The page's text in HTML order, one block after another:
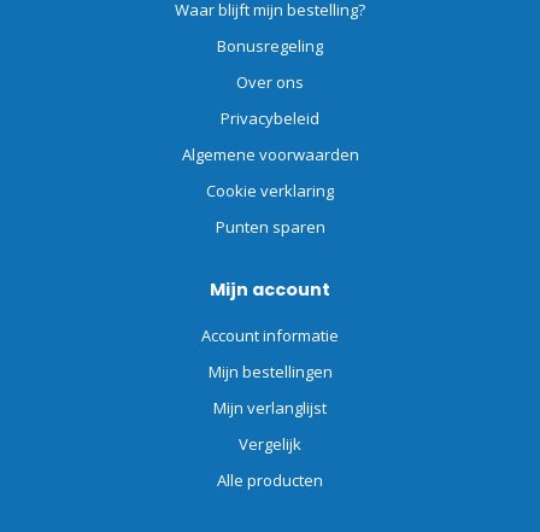
Waar blijft mijn bestelling?
Bonusregeling
Over ons
Privacybeleid
Algemene voorwaarden
Cookie verklaring
Punten sparen
Mijn account
Account informatie
Mijn bestellingen
Mijn verlanglijst
Vergelijk
Alle producten